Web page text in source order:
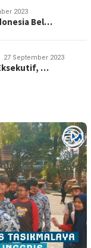
2023
Bel…
27 September 2023
…